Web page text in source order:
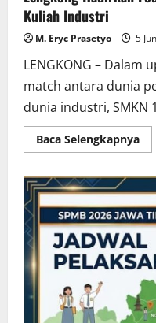
Kuliah Industri
M. Eryc Prasetyo 5
LENGKONG – Dalam
match antara dunia
dunia industri, SMKN
Baca Selengkapnya
1